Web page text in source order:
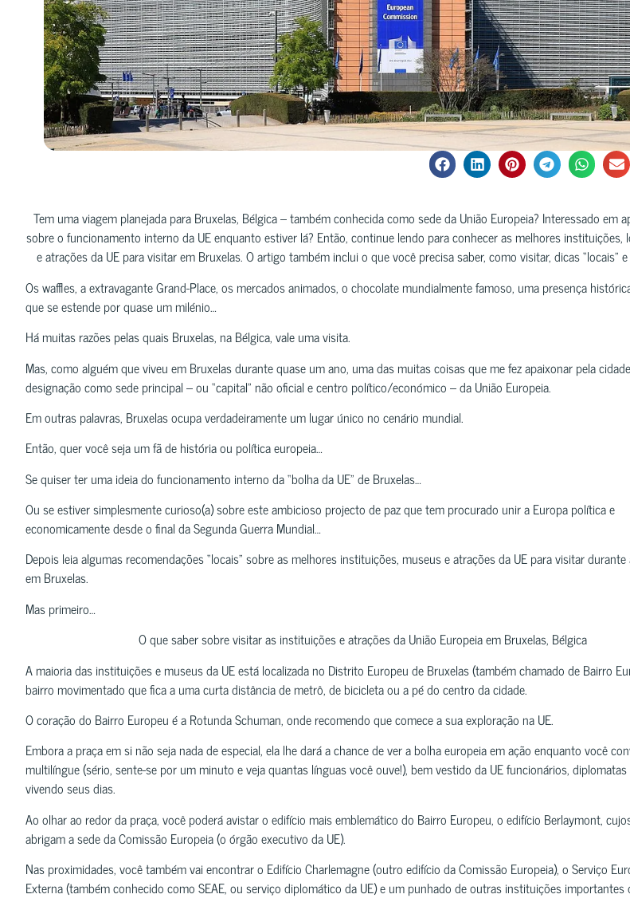
Tem uma viagem planejada para Bruxelas, Bélgica – também conhecida como sede da União Europeia? Interessado em
sobre o funcionamento interno da UE enquanto estiver lá? Então, continue lendo para conhecer as melhores instituições,
e atrações da UE para visitar em Bruxelas. O artigo também inclui o que você precisa saber, como visitar, dicas “locais”
Os waffles, a extravagante Grand-Place, os mercados animados, o chocolate mundialmente famoso, uma presença
que se estende por quase um milénio…
Há muitas razões pelas quais Bruxelas, na Bélgica, vale uma visita.
Mas, como alguém que viveu em Bruxelas durante quase um ano, uma das muitas coisas que me fez apaixonar pela
designação como sede principal – ou “capital” não oficial e centro político/económico – da União Europeia.
Em outras palavras, Bruxelas ocupa verdadeiramente um lugar único no cenário mundial.
Então, quer você seja um fã de história ou política europeia…
Se quiser ter uma ideia do funcionamento interno da “bolha da UE” de Bruxelas…
Ou se estiver simplesmente curioso(a) sobre este ambicioso projecto de paz que tem procurado unir a Europa política e
economicamente desde o final da Segunda Guerra Mundial…
Depois leia algumas recomendações “locais” sobre as melhores instituições, museus e atrações da UE para visitar
em Bruxelas.
Mas primeiro…
O que saber sobre visitar as instituições e atrações da União Europeia em Bruxelas, Bélgica
A maioria das instituições e museus da UE está localizada no Distrito Europeu de Bruxelas (também chamado de Bairro
bairro movimentado que fica a uma curta distância de metrô, de bicicleta ou a pé do centro da cidade.
O coração do Bairro Europeu é a Rotunda Schuman, onde recomendo que comece a sua exploração na UE.
Embora a praça em si não seja nada de especial, ela lhe dará a chance de ver a bolha europeia em ação enquanto você
multilíngue (sério, sente-se por um minuto e veja quantas línguas você ouve!), bem vestido da UE funcionários,
vivendo seus dias.
Ao olhar ao redor da praça, você poderá avistar o edifício mais emblemático do Bairro Europeu, o edifício Berlaymont,
abrigam a sede da Comissão Europeia (o órgão executivo da UE).
Nas proximidades, você também vai encontrar o Edifício Charlemagne (outro edifício da Comissão Europeia), o Serviço
Externa (também conhecido como SEAE, ou serviço diplomático da UE) e um punhado de outras instituições importantes